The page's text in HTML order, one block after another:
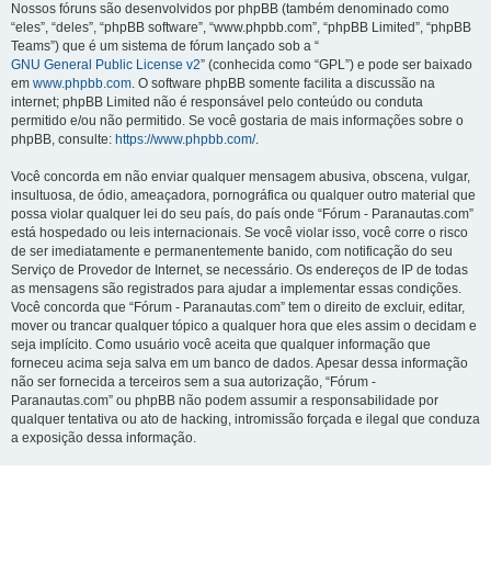
Nossos fóruns são desenvolvidos por phpBB (também denominado como
“eles”, “deles”, “phpBB software”, “www.phpbb.com”, “phpBB Limited”, “phpBB
Teams”) que é um sistema de fórum lançado sob a “
GNU General Public License v2” (conhecida como “GPL”) e pode ser baixado
em www.phpbb.com. O software phpBB somente facilita a discussão na
internet; phpBB Limited não é responsável pelo conteúdo ou conduta
permitido e/ou não permitido. Se você gostaria de mais informações sobre o
phpBB, consulte: https://www.phpbb.com/.
Você concorda em não enviar qualquer mensagem abusiva, obscena, vulgar,
insultuosa, de ódio, ameaçadora, pornográfica ou qualquer outro material que
possa violar qualquer lei do seu país, do país onde “Fórum - Paranautas.com”
está hospedado ou leis internacionais. Se você violar isso, você corre o risco
de ser imediatamente e permanentemente banido, com notificação do seu
Serviço de Provedor de Internet, se necessário. Os endereços de IP de todas
as mensagens são registrados para ajudar a implementar essas condições.
Você concorda que “Fórum - Paranautas.com” tem o direito de excluir, editar,
mover ou trancar qualquer tópico a qualquer hora que eles assim o decidam e
seja implícito. Como usuário você aceita que qualquer informação que
forneceu acima seja salva em um banco de dados. Apesar dessa informação
não ser fornecida a terceiros sem a sua autorização, “Fórum -
Paranautas.com” ou phpBB não podem assumir a responsabilidade por
qualquer tentativa ou ato de hacking, intromissão forçada e ilegal que conduza
a exposição dessa informação.